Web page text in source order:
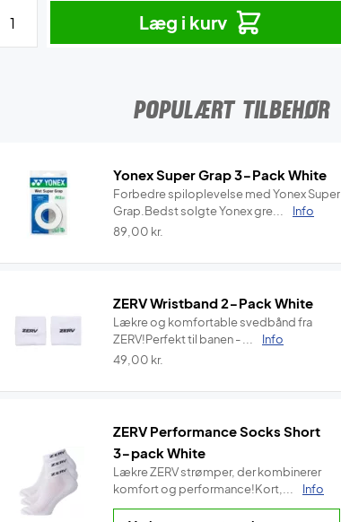
Læg i kurv
POPULÆRT TILBEHØR
Yonex Super Grap 3-Pack White
Forbedre spiloplevelse med Yonex Super
Grap.Bedst solgte Yonex gre...
Info
89,00 kr.
ZERV Wristband 2-Pack White
Lækre og komfortable svedbånd fra
ZERV!Perfekt til banen - ...
Info
49,00 kr.
ZERV Performance Socks Short
3-pack White
Lækre ZERV strømper, der kombinerer
komfort og performance!Kort,...
Info